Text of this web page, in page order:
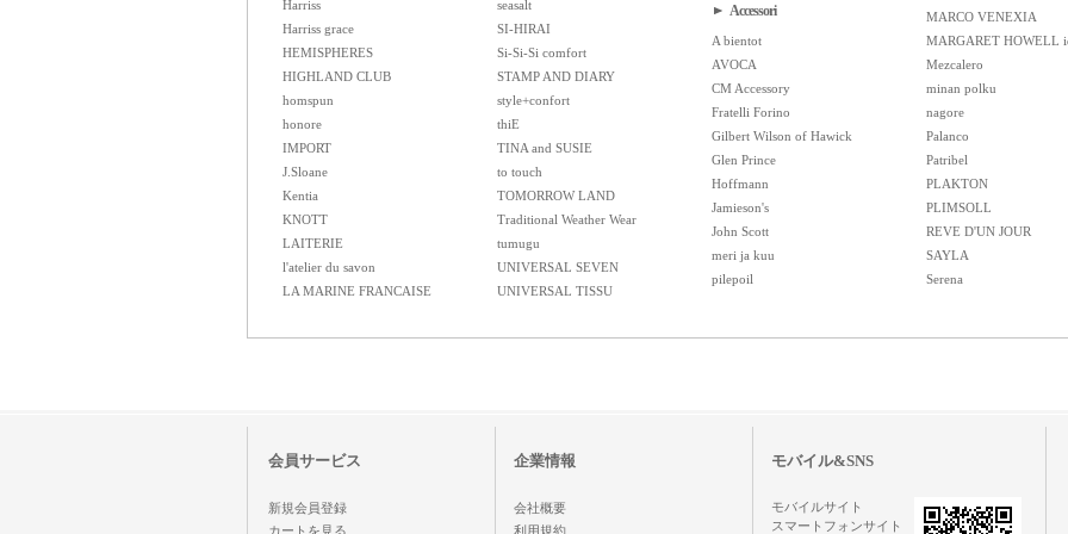
Harriss
Harriss grace
HEMISPHERES
HIGHLAND CLUB
homspun
honore
IMPORT
J.Sloane
Kentia
KNOTT
LAITERIE
l'atelier du savon
LA MARINE FRANCAISE
seasalt
SI-HIRAI
Si-Si-Si comfort
STAMP AND DIARY
style+confort
thiE
TINA and SUSIE
to touch
TOMORROW LAND
Traditional Weather Wear
tumugu
UNIVERSAL SEVEN
UNIVERSAL TISSU
Accessori
A bientot
AVOCA
CM Accessory
Fratelli Forino
Gilbert Wilson of Hawick
Glen Prince
Hoffmann
Jamieson's
John Scott
meri ja kuu
pilepoil
MARCO VENEXIA
MARGARET HOWELL
Mezcalero
minan polku
nagore
Palanco
Patribel
PLAKTON
PLIMSOLL
REVE D'UN JOUR
SAYLA
Serena
会員サービス
新規会員登録
カートを見る
企業情報
会社概要
利用規約
モバイル&SNS
モバイルサイト
スマートフォンサイト